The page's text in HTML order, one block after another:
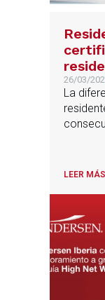
entre
26/03/
La
LEER